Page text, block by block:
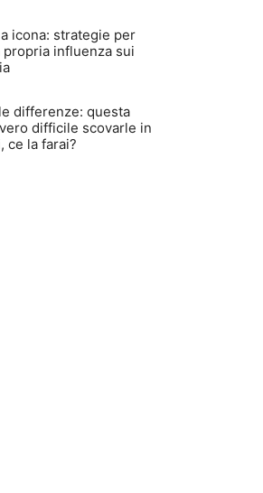
icona: strategie per
propria influenza sui
differenze: questa
difficile scovarle in
ce la farai?